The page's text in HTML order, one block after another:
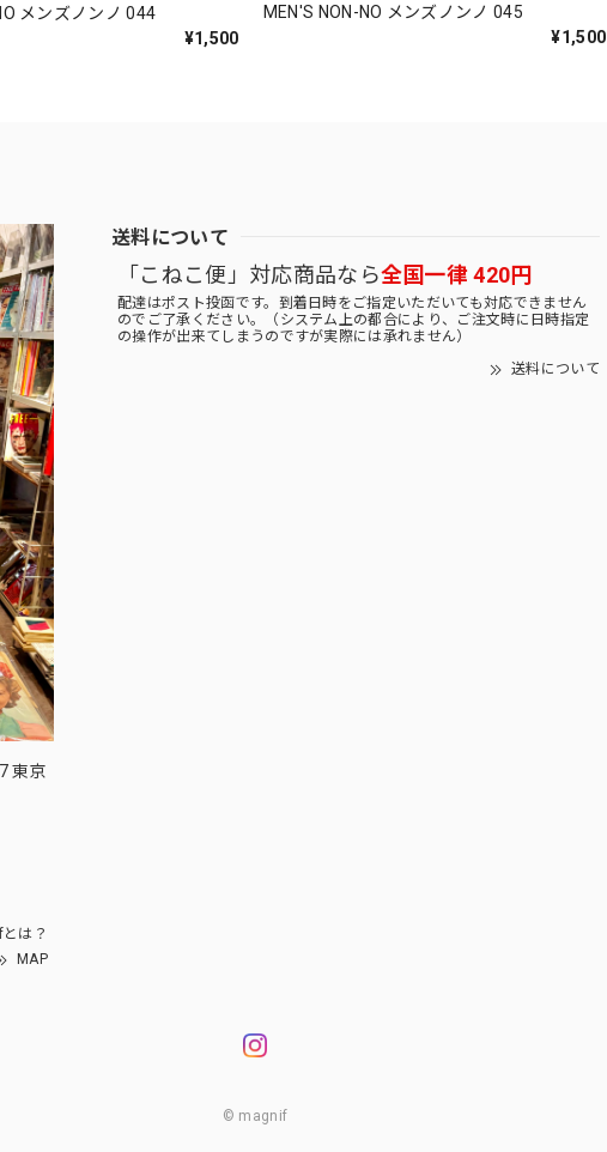
メンズノンノ 044
¥1,500
MEN'S NON-NO メンズノンノ 045
¥1,500
東京
は？
MAP
送料について
「こねこ便」対応商品なら全国一律 420円
配達はポスト投函です。到着日時をご指定いただいても対応できません
のでご了承ください。（システム上の都合により、ご注文時に日時指定
の操作が出来てしまうのですが実際には承れません）
送料について
© magnif